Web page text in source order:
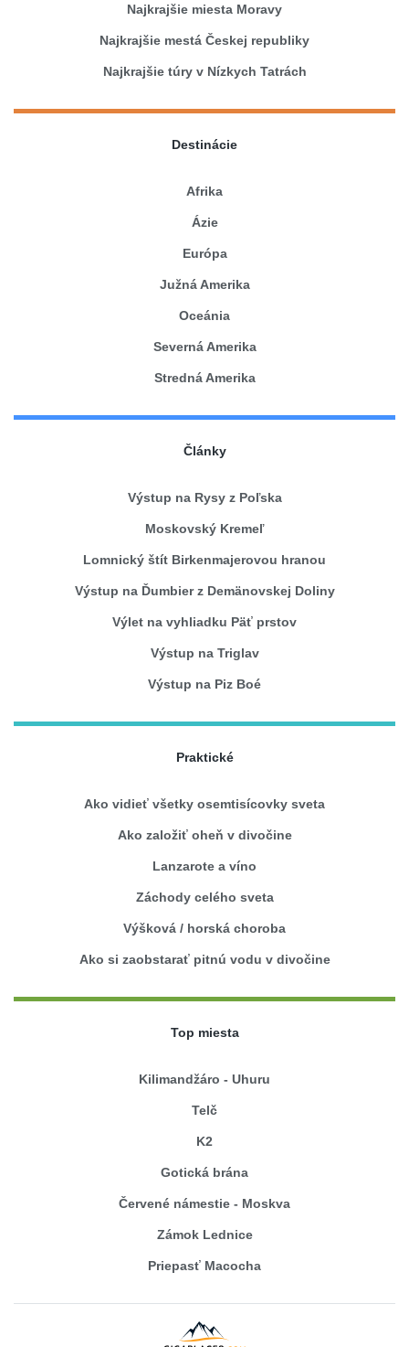
Najkrajšie miesta Moravy
Najkrajšie mestá Českej republiky
Najkrajšie túry v Nízkych Tatrách
Destinácie
Afrika
Ázie
Európa
Južná Amerika
Oceánia
Severná Amerika
Stredná Amerika
Články
Výstup na Rysy z Poľska
Moskovský Kremeľ
Lomnický štít Birkenmajerovou hranou
Výstup na Ďumbier z Demänovskej Doliny
Výlet na vyhliadku Päť prstov
Výstup na Triglav
Výstup na Piz Boé
Praktické
Ako vidieť všetky osemtisícovky sveta
Ako založiť oheň v divočine
Lanzarote a víno
Záchody celého sveta
Výšková / horská choroba
Ako si zaobstarať pitnú vodu v divočine
Top miesta
Kilimandžáro - Uhuru
Telč
K2
Gotická brána
Červené námestie - Moskva
Zámok Lednice
Priepasť Macocha